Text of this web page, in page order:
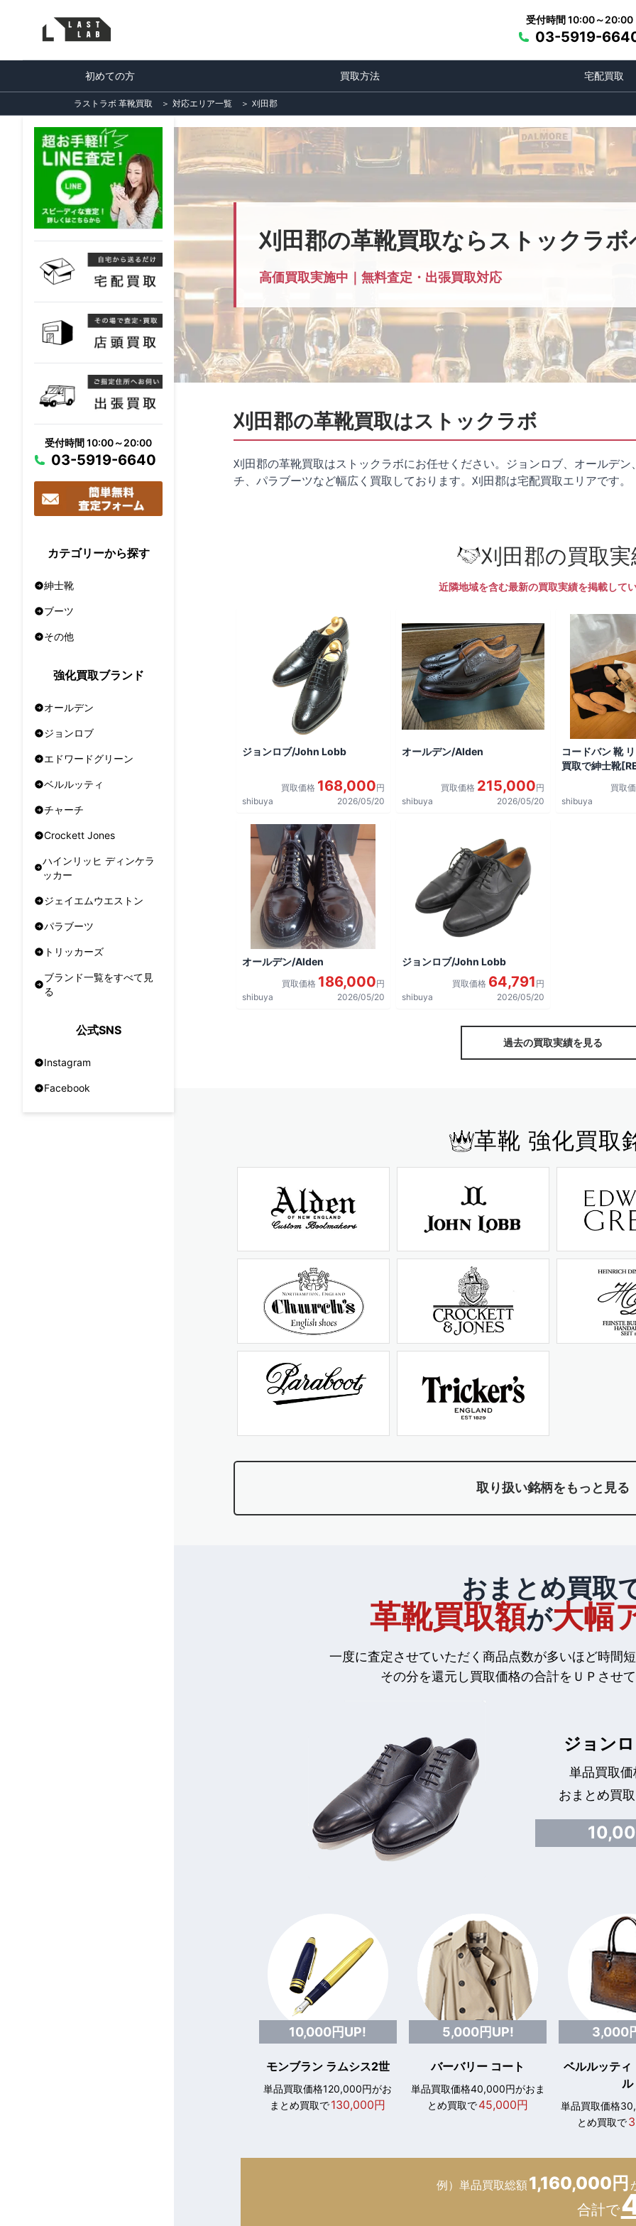
受付時間 10:00～20:00
03-5919-
初めての方 買取方法 宅配買取
ラストラボ 革靴買取 ＞ 対応エリア一覧 ＞ 刈田郡
受付時間 10:00～20:00
03-5919-6640
カテゴリーから探す
紳士靴
ブーツ
その他
強化買取ブランド
オールデン
ジョンロブ
エドワードグリーン
ベルルッティ
チャーチ
Crockett Jones
ハインリッヒ ディンケラ
ッカー
ジェイエムウエストン
パラブーツ
トリッカーズ
ブランド一覧をすべて見
る
公式SNS
Instagram
Facebook
刈田郡の革靴買取ならストックラボ
高価買取実施中｜無料査定・出張買取対応
刈田郡の革靴買取はストックラボ
刈田郡の革靴買取はストックラボにお任せください。ジョンロブ、オールデ
チ、パラブーツなど幅広く買取しております。刈田郡は宅配買取エリアです。
刈田郡の買取
近隣地域を含む最新の買取実績を掲載して
ジョンロブ/John Lobb
買取価格 168,000円
shibuya
2026/05/20
オールデン/Alden
買取価格 215,000円
shibuya
2026/05/20
コードバン 靴
買取で紳士靴
買取
shibuya
オールデン/Alden
買取価格 186,000円
shibuya
2026/05/20
ジョンロブ/John Lobb
買取価格 64,791 円
shibuya
2026/05/20
過去の買取実績を見る
革靴 強化買取
取り扱い銘柄をもっと見る
おまとめ買取
革靴買取額が大幅
一度に査定させていただく商品点数が多いほど時間
その分を還元し買取価格の合計をＵＰさせ
ジョン
単品買取
おまとめ買
10,000円UP!
モンブラン ラムシス2世
単品買取価格120,000円がお
まとめ買取で130,000円
5,000円UP!
バーバリー コート
単品買取価格40,000円がおま
とめ買取で45,000円
3,000
ベルルッティ
ル
単品買取価格
とめ買取で
例）単品買取総額1,160,000円
合計で